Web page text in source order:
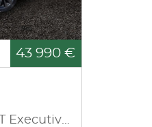
43 990 €
450h+ F SPORT Executive 4WD